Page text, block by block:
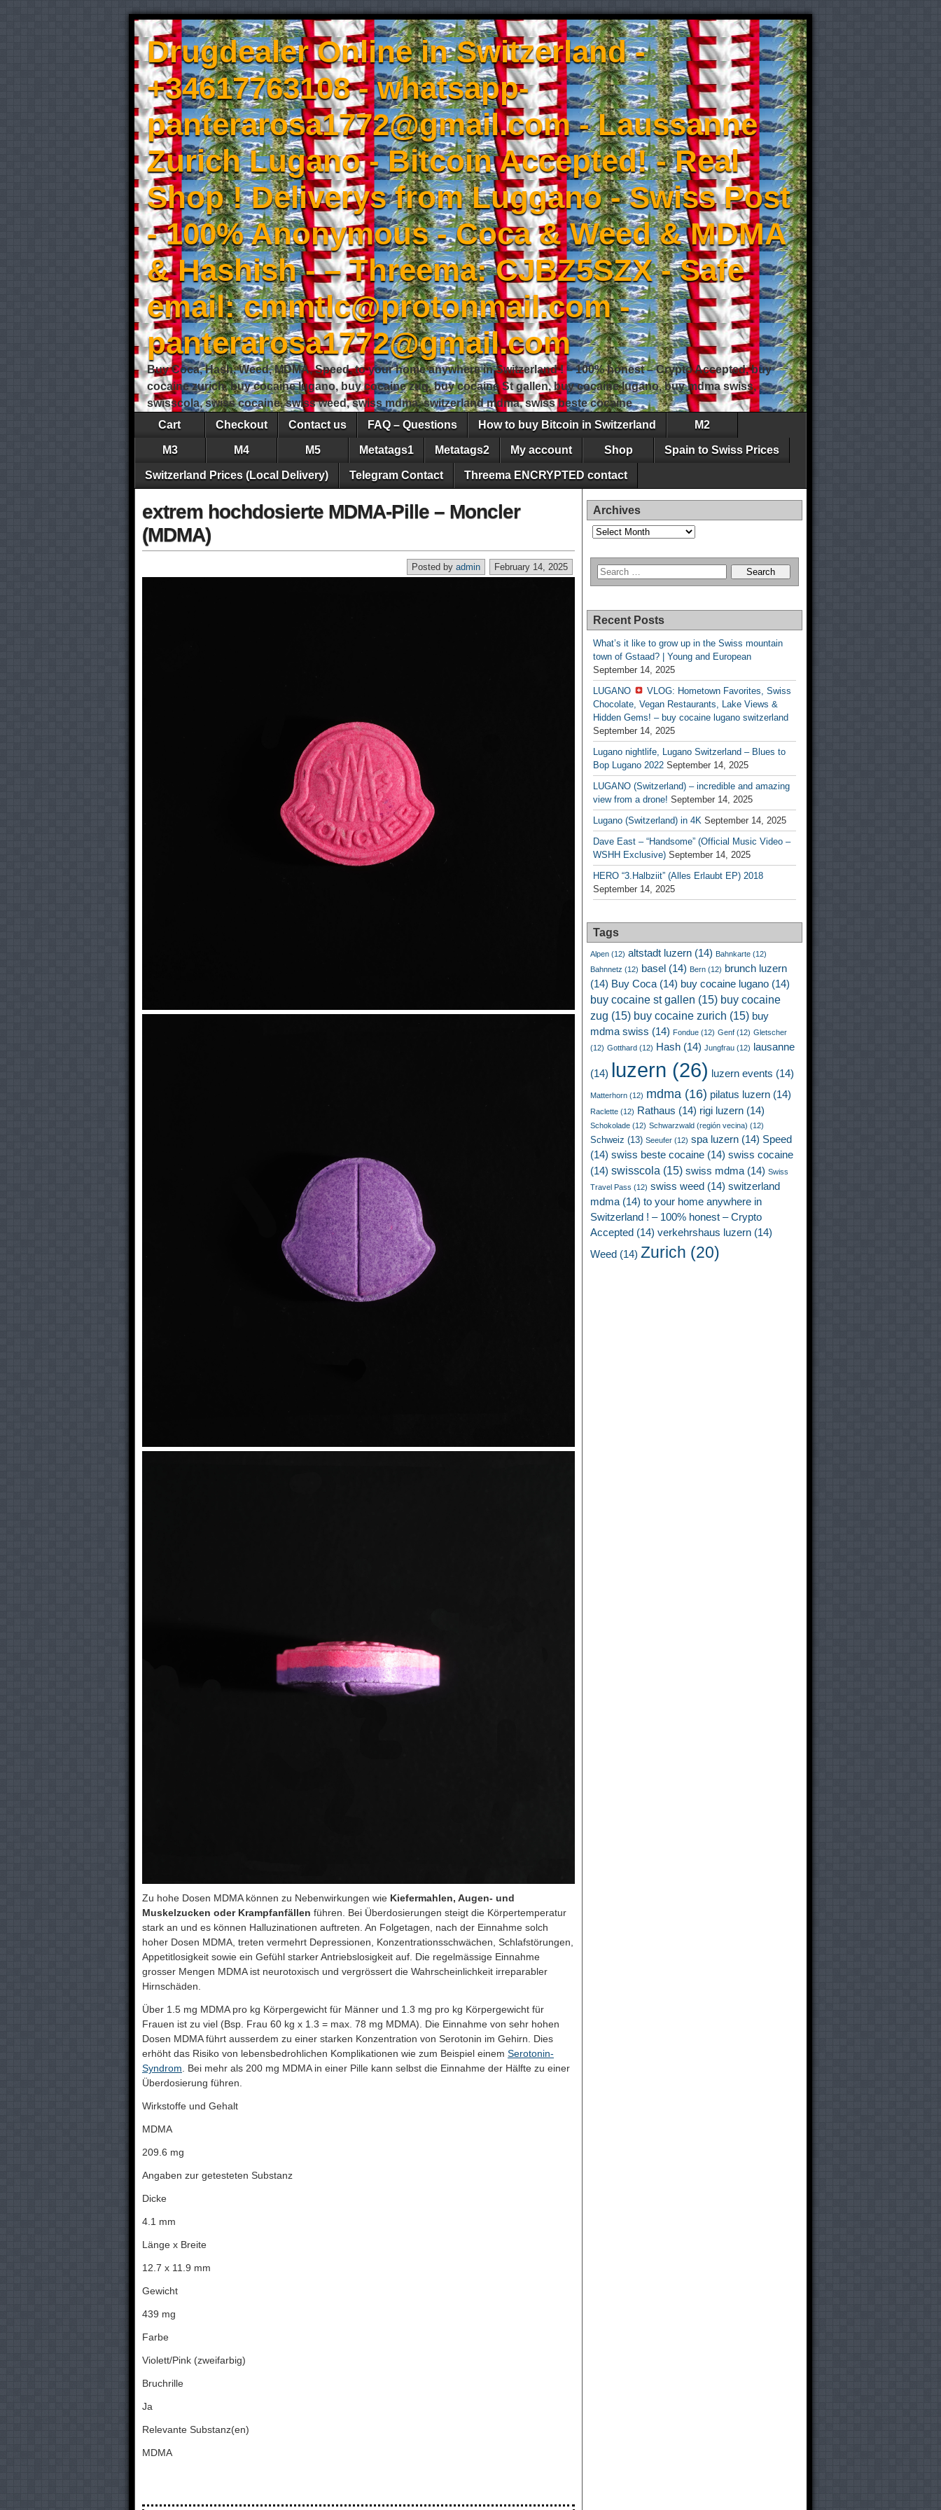
Drugdealer Online in Switzerland -
+34617763108 - whatsapp-
panterarosa1772@gmail.com - Laussanne
Zurich Lugano - Bitcoin Accepted! - Real
Shop ! Deliverys from Luggano - Swiss Post
- 100% Anonymous - Coca & Weed & MDMA
& Hashish - – Threema: CJBZ5SZX - Safe
email: cmmtlc@protonmail.com -
panterarosa1772@gmail.com
Buy Coca, Hash, Weed, MDMA, Speed, to your home anywhere in Switzerland ! – 100% honest – Crypto Accepted, buy
cocaine zurich, buy cocaine lugano, buy cocaine zug, buy cocaine St gallen, buy cocaine lugano, buy mdma swiss,
swisscola, swiss cocaine, swiss weed, swiss mdma, switzerland mdma, swiss beste cocaine
Cart
Checkout Contact us FAQ – Questions How to buy Bitcoin in Switzerland M2
M3 M4 M5 Metatags1 Metatags2 My account Shop Spain to Swiss Prices
Switzerland Prices (Local Delivery) Telegram Contact Threema ENCRYPTED contact
extrem hochdosierte MDMA-Pille – Moncler
(MDMA)
February 14, 2025
Posted by admin
Zu hohe Dosen MDMA können zu Nebenwirkungen wie Kiefermahlen, Augen- und
Muskelzucken oder Krampfanfällen führen. Bei Überdosierungen steigt die Körpertemperatur
stark an und es können Halluzinationen auftreten. An Folgetagen, nach der Einnahme solch
hoher Dosen MDMA, treten vermehrt Depressionen, Konzentrationsschwächen, Schlafstörungen,
Appetitlosigkeit sowie ein Gefühl starker Antriebslosigkeit auf. Die regelmässige Einnahme
grosser Mengen MDMA ist neurotoxisch und vergrössert die Wahrscheinlichkeit irreparabler
Hirnschäden.
Über 1.5 mg MDMA pro kg Körpergewicht für Männer und 1.3 mg pro kg Körpergewicht für
Frauen ist zu viel (Bsp. Frau 60 kg x 1.3 = max. 78 mg MDMA). Die Einnahme von sehr hohen
Dosen MDMA führt ausserdem zu einer starken Konzentration von Serotonin im Gehirn. Dies
erhöht das Risiko von lebensbedrohlichen Komplikationen wie zum Beispiel einem Serotonin-
Syndrom . Bei mehr als 200 mg MDMA in einer Pille kann selbst die Einnahme der Hälfte zu einer
Überdosierung führen.
Wirkstoffe und Gehalt
MDMA
209.6 mg
Angaben zur getesteten Substanz
Dicke
4.1 mm
Länge x Breite
12.7 x 11.9 mm
Gewicht
439 mg
Farbe
Violett/Pink (zweifarbig)
Bruchrille
Ja
Relevante Substanz(en)
MDMA
Archives
Archives
Recent Posts
What’s it like to grow up in the Swiss mountain
town of Gstaad? | Young and European
September 14, 2025
LUGANO
VLOG: Hometown Favorites, Swiss
Chocolate, Vegan Restaurants, Lake Views &
Hidden Gems! – buy cocaine lugano switzerland
September 14, 2025
Lugano nightlife, Lugano Switzerland – Blues to
Bop Lugano 2022 September 14, 2025
LUGANO (Switzerland) – incredible and amazing
view from a drone! September 14, 2025
Lugano (Switzerland) in 4K September 14, 2025
Dave East – “Handsome” (Official Music Video –
WSHH Exclusive) September 14, 2025
HERO “3.Halbziit” (Alles Erlaubt EP) 2018
September 14, 2025
Tags
Alpen (12) altstadt luzern (14) Bahnkarte (12)
Bahnnetz (12) basel (14) Bern (12) brunch luzern
(14) Buy Coca (14) buy cocaine lugano (14)
buy cocaine st gallen (15) buy cocaine
zug (15) buy cocaine zurich (15) buy
mdma swiss (14) Fondue (12) Genf (12) Gletscher
(12) Gotthard (12) Hash (14) Jungfrau (12) lausanne
(14) luzern (26) luzern events (14)
Matterhorn (12) mdma (16) pilatus luzern (14)
Raclette (12) Rathaus (14) rigi luzern (14)
Schokolade (12) Schwarzwald (región vecina) (12)
Schweiz (13) Seeufer (12) spa luzern (14) Speed
(14) swiss beste cocaine (14) swiss cocaine
(14) swisscola (15) swiss mdma (14) Swiss
Travel Pass (12) swiss weed (14) switzerland
mdma (14) to your home anywhere in
Switzerland ! – 100% honest – Crypto
Accepted (14) verkehrshaus luzern (14)
Weed (14) Zurich (20)